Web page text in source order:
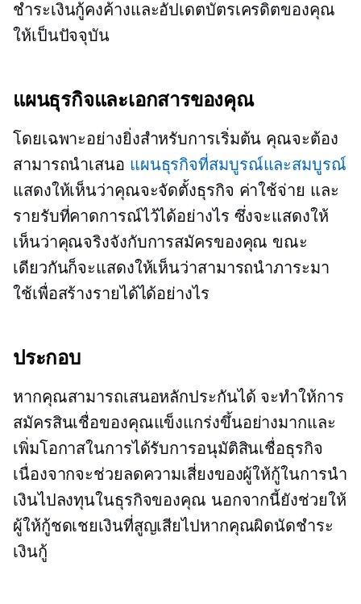
ชำระเงินกู้คงค้างและอัปเดตบัตรเครดิตของคุณ
ให้เป็นปัจจุบัน
แผนธุรกิจและเอกสารของคุณ
โดยเฉพาะอย่างยิ่งสำหรับการเริ่มต้น คุณจะต้อง
สามารถนำเสนอ แผนธุรกิจที่สมบูรณ์และสมบูรณ์
แสดงให้เห็นว่าคุณจะจัดตั้งธุรกิจ ค่าใช้จ่าย และ
รายรับที่คาดการณ์ไว้ได้อย่างไร ซึ่งจะแสดงให้
เห็นว่าคุณจริงจังกับการสมัครของคุณ ขณะ
เดียวกันก็จะแสดงให้เห็นว่าสามารถนำภาระมา
ใช้เพื่อสร้างรายได้ได้อย่างไร
ประกอบ
หากคุณสามารถเสนอหลักประกันได้ จะทำให้การ
สมัครสินเชื่อของคุณแข็งแกร่งขึ้นอย่างมากและ
เพิ่มโอกาสในการได้รับการอนุมัติสินเชื่อธุรกิจ
เนื่องจากจะช่วยลดความเสี่ยงของผู้ให้กู้ในการนำ
เงินไปลงทุนในธุรกิจของคุณ นอกจากนี้ยังช่วยให้
ผู้ให้กู้ชดเชยเงินที่สูญเสียไปหากคุณผิดนัดชำระ
เงินกู้